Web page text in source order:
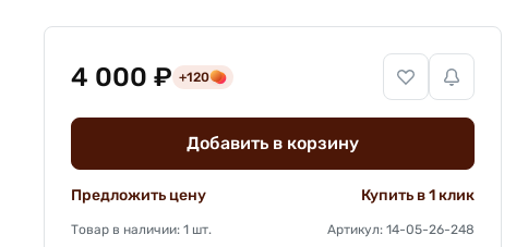
4 000 ₽ +120
Добавить в корзину
Предложить цену Купить в 1 клик
Товар в наличии: 1 шт. Артикул: 14-05-26-248